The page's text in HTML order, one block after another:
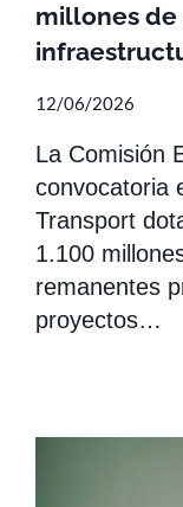
millones de
12/06/2026
La Comisión
convocatoria
Transport
1.100
remanentes
proyectos…